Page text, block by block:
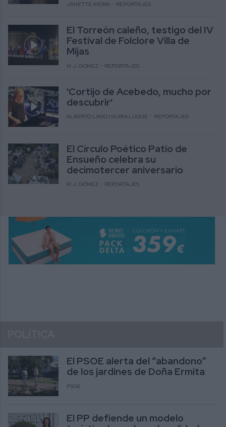
JANETTE AYORA REPORTAJES
El Torreón caleño, testigo del IV
Festival de Folclore Villa de
Mijas
M.J. GÓMEZ REPORTAJES
'Cortijo de Acebedo, mucho por
descubrir'
ALBERTO LAGO | NURIA LUQUE REPORTAJES
El Círculo Poético Patio de
Ensueño celebra su
decimotercer aniversario
M.J. GÓMEZ REPORTAJES
El PSOE alerta del “abandono”
de los jardines de Doña Ermita
PSOE
El PP defiende un modelo